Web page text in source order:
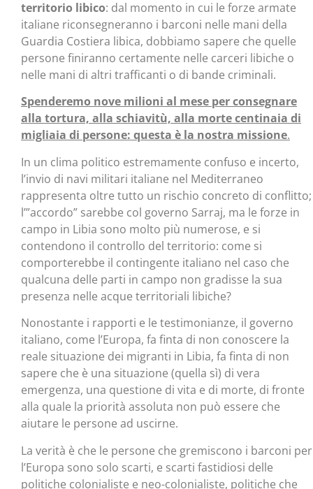
territorio libico: dal momento in cui le forze armate
italiane riconsegneranno i barconi nelle mani della
Guardia Costiera libica, dobbiamo sapere che quelle
persone finiranno certamente nelle carceri libiche o
nelle mani di altri trafficanti o di bande criminali.
Spenderemo nove milioni al mese per consegnare
alla tortura, alla schiavitù, alla morte centinaia di
migliaia di persone: questa è la nostra missione.
In un clima politico estremamente confuso e incerto,
l’invio di navi militari italiane nel Mediterraneo
rappresenta oltre tutto un rischio concreto di conflitto;
l’”accordo” sarebbe col governo Sarraj, ma le forze in
campo in Libia sono molto più numerose, e si
contendono il controllo del territorio: come si
comporterebbe il contingente italiano nel caso che
qualcuna delle parti in campo non gradisse la sua
presenza nelle acque territoriali libiche?
Nonostante i rapporti e le testimonianze, il governo
italiano, come l’Europa, fa finta di non conoscere la
reale situazione dei migranti in Libia, fa finta di non
sapere che è una situazione (quella sì) di vera
emergenza, una questione di vita e di morte, di fronte
alla quale la priorità assoluta non può essere che
aiutare le persone ad uscirne.
La verità è che le persone che gremiscono i barconi per
l’Europa sono solo scarti, e scarti fastidiosi delle
politiche colonialiste e neo-colonialiste, politiche che